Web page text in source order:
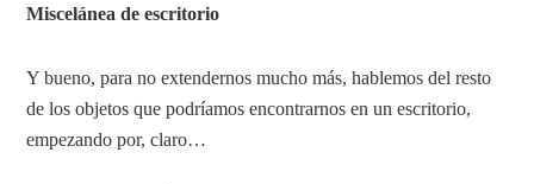
Miscelánea de escritorio
Y bueno, para no extendernos mucho más, hablemos del resto
de los objetos que podríamos encontrarnos en un escritorio,
empezando por, claro…